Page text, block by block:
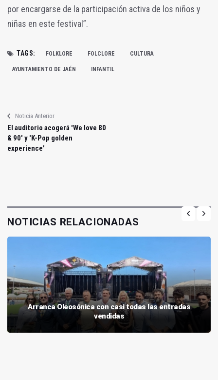
por encargarse de la participación activa de los niños y
niñas en este festival”.
TAGS: FOLKLORE FOLCLORE CULTURA
AYUNTAMIENTO DE JAÉN INFANTIL
Noticia Anterior
El auditorio acogerá 'We love 80
& 90' y 'K-Pop golden
experience'
NOTICIAS RELACIONADAS
Arranca Oleosónica con casi todas las entradas
vendidas